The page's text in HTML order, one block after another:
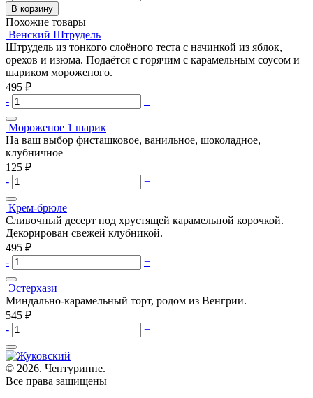
В корзину
Похожие товары
Венский Штрудель
Штрудель из тонкого слоёного теста с начинкой из яблок,
орехов и изюма. Подаётся с горячим с карамельным соусом и
шариком мороженого.
495 ₽
-
+
Мороженое 1 шарик
На ваш выбор фисташковое, ванильное, шоколадное,
клубничное
125 ₽
-
+
Крем-брюле
Сливочный десерт под хрустящей карамельной корочкой.
Декорирован свежей клубникой.
495 ₽
-
+
Эстерхази
Миндально-карамельный торт, родом из Венгрии.
545 ₽
-
+
© 2026. Чентуриппе.
Все права защищены